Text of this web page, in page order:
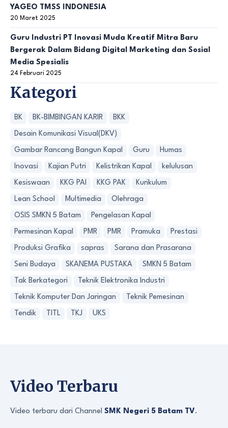
YAGEO TMSS INDONESIA
20 Maret 2025
Guru Industri PT Inovasi Muda Kreatif Mitra Baru
Bergerak Dalam Bidang Digital Marketing dan Sosial
Media Spesialis
24 Februari 2025
Kategori
BK BK-BIMBINGAN KARIR BKK
Desain Komunikasi Visual(DKV)
Gambar Rancang Bangun Kapal Guru Humas
Inovasi Kajian Putri Kelistrikan Kapal kelulusan
Kesiswaan KKG PAI KKG PAK Kurikulum
Lean School Multimedia Olehraga
OSIS SMKN 5 Batam Pengelasan Kapal
Permesinan Kapal PMR PMR Pramuka Prestasi
Produksi Grafika sapras Sarana dan Prasarana
Seni Budaya SKANEMA PUSTAKA SMKN 5 Batam
Tak Berkategori Teknik Elektronika Industri
Teknik Komputer Dan Jaringan Teknik Pemesinan
Tendik TITL TKJ UKS
Video Terbaru
Video terbaru dari Channel SMK Negeri 5 Batam TV.